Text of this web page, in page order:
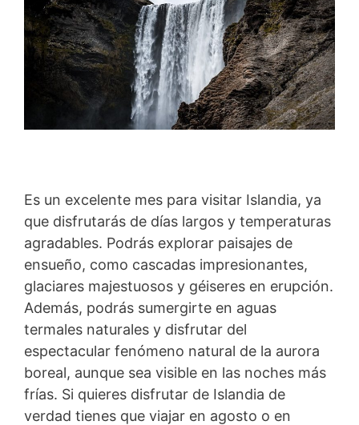
Es un excelente mes para visitar Islandia, ya
que disfrutarás de días largos y temperaturas
agradables. Podrás explorar paisajes de
ensueño, como cascadas impresionantes,
glaciares majestuosos y géiseres en erupción.
Además, podrás sumergirte en aguas
termales naturales y disfrutar del
espectacular fenómeno natural de la aurora
boreal, aunque sea visible en las noches más
frías. Si quieres disfrutar de Islandia de
verdad tienes que viajar en agosto o en